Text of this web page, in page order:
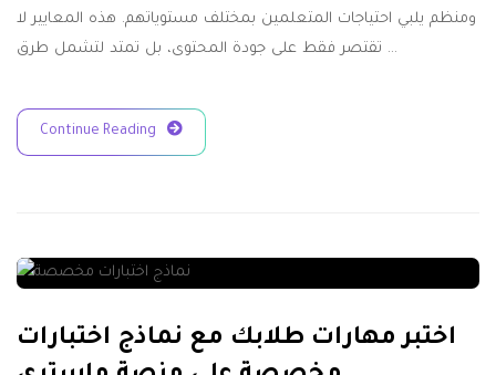
ومنظم يلبي احتياجات المتعلمين بمختلف مستوياتهم. هذه المعايير لا
تقتصر فقط على جودة المحتوى، بل تمتد لتشمل طرق …
Continue Reading
اختبر مهارات طلابك مع نماذج اختبارات